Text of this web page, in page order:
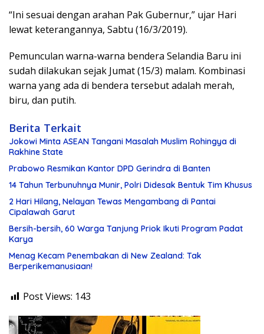
“Ini sesuai dengan arahan Pak Gubernur,” ujar Hari
lewat keterangannya, Sabtu (16/3/2019).
Pemunculan warna-warna bendera Selandia Baru ini
sudah dilakukan sejak Jumat (15/3) malam. Kombinasi
warna yang ada di bendera tersebut adalah merah,
biru, dan putih.
Berita Terkait
Jokowi Minta ASEAN Tangani Masalah Muslim Rohingya di
Rakhine State
Prabowo Resmikan Kantor DPD Gerindra di Banten
14 Tahun Terbunuhnya Munir, Polri Didesak Bentuk Tim Khusus
2 Hari Hilang, Nelayan Tewas Mengambang di Pantai
Cipalawah Garut
Bersih-bersih, 60 Warga Tanjung Priok Ikuti Program Padat
Karya
Menag Kecam Penembakan di New Zealand: Tak
Berperikemanusiaan!
Post Views: 143